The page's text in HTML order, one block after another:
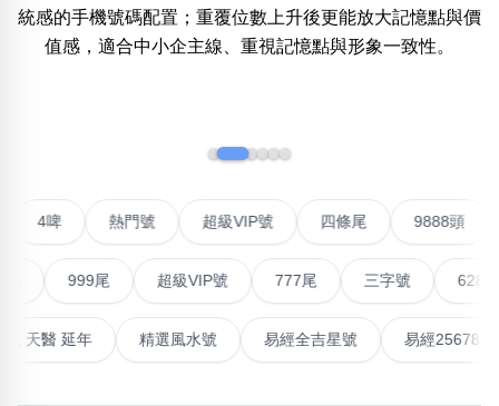
無0 無3無4無5 無7無8無9
清除全部分類
搜尋
統感的手機號碼配置；重覆位數上升後更能放大記憶點與價
值感，適合中小企主線、重視記憶點與形象一致性。
熱門號 超級VIP號 四條尾 9888頭
999尾 超級VIP號 777尾 三字號 6288頭
能量生氣 天醫 延年 精選風水號 易經全吉星號 易經